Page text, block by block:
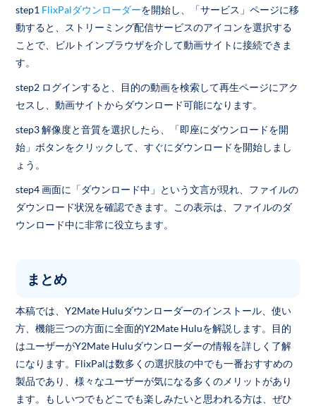
step1 FlixPalダウンローダーを開始し、「サービス」ページに移
動すると、ストリーミング配信サービスのアイコンを選択する
ことで、ビルトインブラウザを介して動画サイトに接続できま
す。
step2 ログインすると、目的の動画を検索して再生ページにアク
セスし、動画サイトからダウンロード可能になります。
step3 解像度と音質を選択したら、「即座にダウンロードを開
始」ボタンをクリックして、すぐにダウンロードを開始しまし
ょう。
step4 画面に「ダウンロード中」という文言が現れ、ファイルの
ダウンロード状況を確認できます。この表示は、ファイルのダ
ウンロード中に非常に役立ちます。
まとめ
本稿では、Y2Mate Huluダウンローダーのインストール、使い
方、機能三つの方面に全面的Y2Mate Huluを解説します。目的
はユーザーがY2Mate Huluダウンローダーの情報を詳しく了解
になります。FlixPalは数多くの選択肢の中でも一番おすすめの
製品であり、様々なユーザーが気になる多くのメリットがあり
ます。もしいつでもどこでも楽しみたいと思われる方は、ぜひ